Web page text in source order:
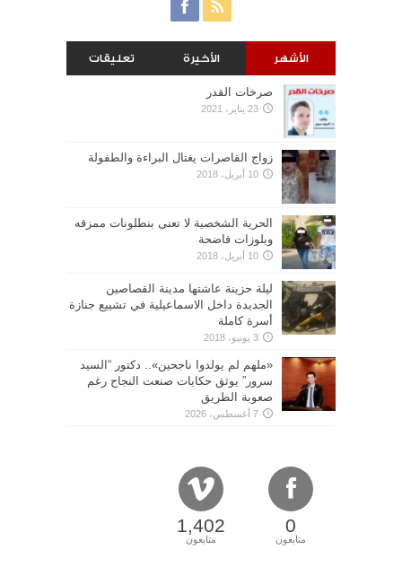
الأشهر الأخيرة تعليقات
صرخات القدر
23 يناير، 2021
زواج القاصرات يغتال البراءة والطفولة
10 أبريل، 2018
الحرية الشخصية لا تعنى بنطلونات ممزقه
وبلوزات فاضحة
10 أبريل، 2018
ليلة حزينة عاشتها مدينة القصاصين
الجديدة داخل الاسماعيلية في تشييع جنازة
أسرة كاملة
3 يونيو، 2018
«ملهم لم يولدوا ناجحين».. دكتور “السيد
سرور” يوثق حكايات صنعت النجاح رغم
صعوبة الطريق
7 أغسطس، 2026
0
متابعون
1,402
متابعون